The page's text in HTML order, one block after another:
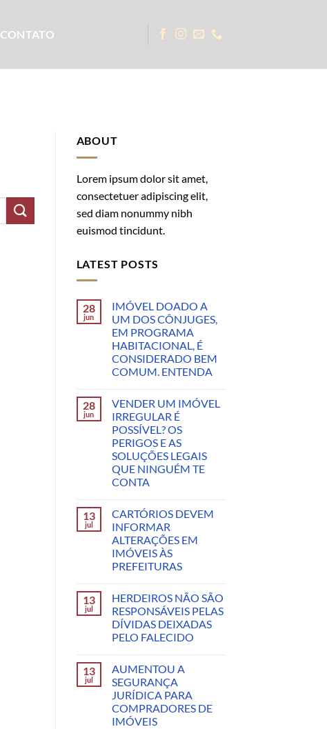
CONTATO
ABOUT
Lorem ipsum dolor sit amet,
consectetuer adipiscing elit,
sed diam nonummy nibh
euismod tincidunt.
LATEST POSTS
28
jun
IMÓVEL DOADO A
UM DOS CÔNJUGES,
EM PROGRAMA
HABITACIONAL, É
CONSIDERADO BEM
COMUM. ENTENDA
28
jun
VENDER UM IMÓVEL
IRREGULAR É
POSSÍVEL? OS
PERIGOS E AS
SOLUÇÕES LEGAIS
QUE NINGUÉM TE
CONTA
13
jul
CARTÓRIOS DEVEM
INFORMAR
ALTERAÇÕES EM
IMÓVEIS ÀS
PREFEITURAS
13
jul
HERDEIROS NÃO SÃO
RESPONSÁVEIS PELAS
DÍVIDAS DEIXADAS
PELO FALECIDO
13
jul
AUMENTOU A
SEGURANÇA
JURÍDICA PARA
COMPRADORES DE
IMÓVEIS